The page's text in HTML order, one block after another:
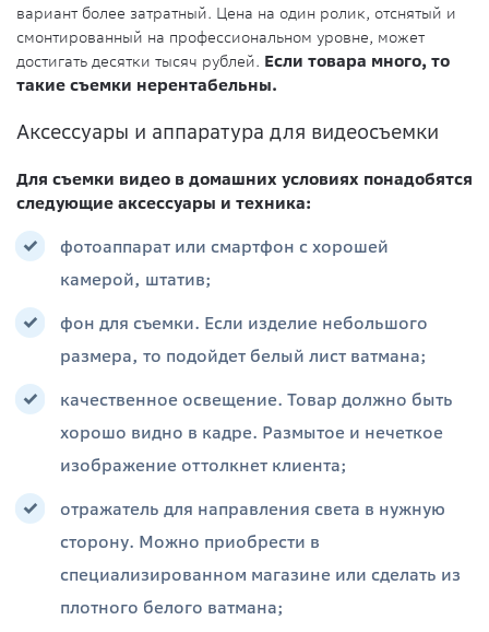
вариант более затратный. Цена на один ролик, отснятый и
смонтированный на профессиональном уровне, может
достигать десятки тысяч рублей. Если товара много, то
такие съемки нерентабельны.
Аксессуары и аппаратура для видеосъемки
Для съемки видео в домашних условиях понадобятся
следующие аксессуары и техника:
фотоаппарат или смартфон с хорошей
камерой, штатив;
фон для съемки. Если изделие небольшого
размера, то подойдет белый лист ватмана;
качественное освещение. Товар должно быть
хорошо видно в кадре. Размытое и нечеткое
изображение оттолкнет клиента;
отражатель для направления света в нужную
сторону. Можно приобрести в
специализированном магазине или сделать из
плотного белого ватмана;